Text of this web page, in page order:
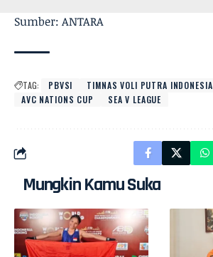
Sumber: ANTARA
TAG: PBVSI TIMNAS VOLI PUTRA INDONESIA
AVC NATIONS CUP
SEA V LEAGUE
Mungkin Kamu Suka